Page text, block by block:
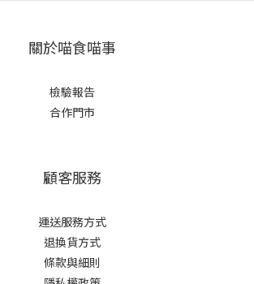
關於喵食喵事
檢驗報告
合作門市
顧客服務
運送服務方式
退換貨方式
條款與細則